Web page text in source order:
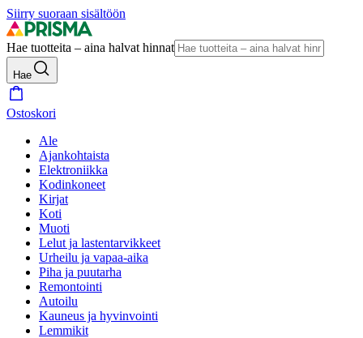
Siirry suoraan sisältöön
Hae tuotteita – aina halvat hinnat
Hae
Ostoskori
Ale
Ajankohtaista
Elektroniikka
Kodinkoneet
Kirjat
Koti
Muoti
Lelut ja lastentarvikkeet
Urheilu ja vapaa-aika
Piha ja puutarha
Remontointi
Autoilu
Kauneus ja hyvinvointi
Lemmikit